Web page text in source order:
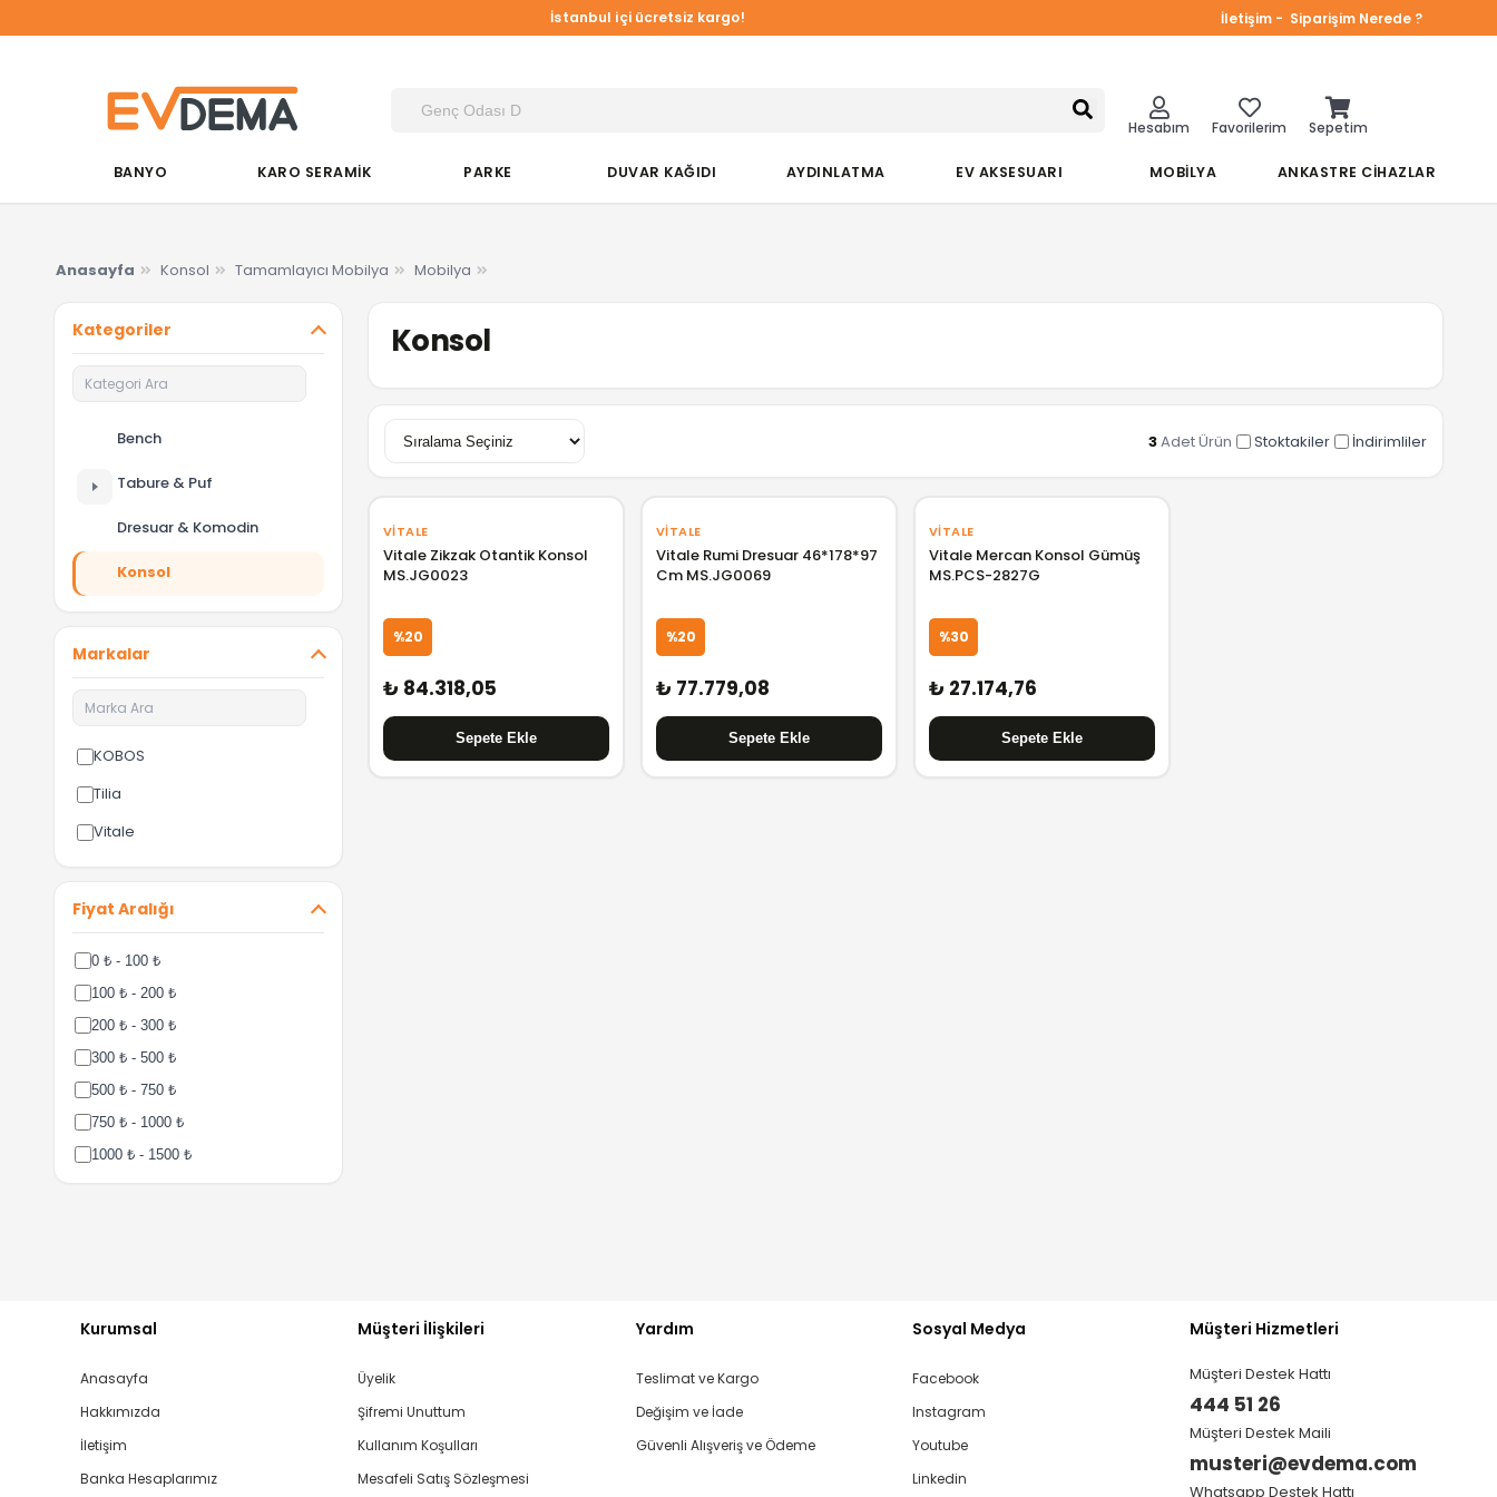
İstanbul içi ücretsiz kargo! İletişim - Siparişim Nerede ?
Hesabım Favorilerim Sepetim
BANYO KARO SERAMİK PARKE DUVAR KAĞIDI AYDINLATMA EV AKSESUARI MOBİLYA ANKASTRE CİHAZLAR
Anasayfa Konsol Tamamlayıcı Mobilya Mobilya
Kategoriler
Bench
Tabure & Puf
Dresuar & Komodin
Konsol
Markalar
KOBOS
Tilia
Vitale
Fiyat Aralığı
0 ₺ - 100 ₺
100 ₺ - 200 ₺
200 ₺ - 300 ₺
300 ₺ - 500 ₺
500 ₺ - 750 ₺
750 ₺ - 1000 ₺
1000 ₺ - 1500 ₺
15000 ₺ - 25000 ₺
25000 ₺ - 50000 ₺
Konsol
3Adet Ürün Stoktakiler İndirimliler
VITALE
Vitale Zikzak Otantik Konsol
MS.JG0023
%20
₺ 84.318,05
VITALE
Vitale Rumi Dresuar 46*178*97
Cm MS.JG0069
%20
₺ 77.779,08
VITALE
Vitale Mercan Konsol Gümüş
MS.PCS-2827G
%30
₺ 27.174,76
Kurumsal
Anasayfa
Hakkımızda
İletişim
Banka Hesaplarımız
Müşteri İlişkileri
Üyelik
Şifremi Unuttum
Kullanım Koşulları
Mesafeli Satış Sözleşmesi
Yardım
Teslimat ve Kargo
Değişim ve İade
Güvenli Alışveriş ve Ödeme
Sosyal Medya
Facebook
Instagram
Youtube
Linkedin
Müşteri Hizmetleri
Müşteri Destek Hattı
444 51 26
Müşteri Destek Maili
musteri@evdema.com
Whatsapp Destek Hattı